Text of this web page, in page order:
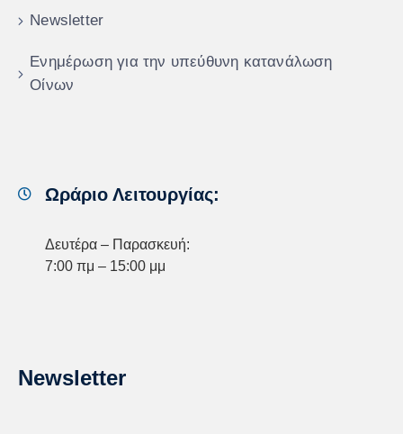
Newsletter
Ενημέρωση για την υπεύθυνη κατανάλωση
Οίνων
Ωράριο Λειτουργίας:
Δευτέρα – Παρασκευή:
7:00 πμ – 15:00 μμ
Newsletter